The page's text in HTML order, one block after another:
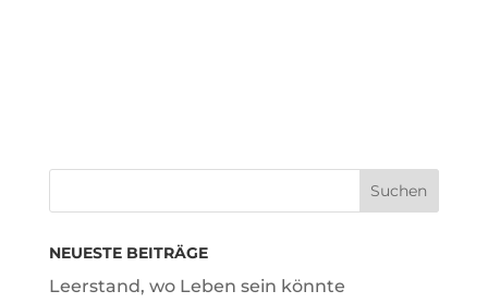
NEUESTE BEITRÄGE
Leerstand, wo Leben sein könnte